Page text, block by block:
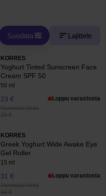
Suodata Lajittele
KORRES
Yoghurt Tinted Sunscreen Face
Cream SPF 50
50 ml
23 €
Normaali hinta
26 €
Loppu varastosta
KORRES
Greek Yoghurt Wide Awake Eye
Gel Roller
15 ml
31 €
Normaali hinta
34 €
Loppu varastosta